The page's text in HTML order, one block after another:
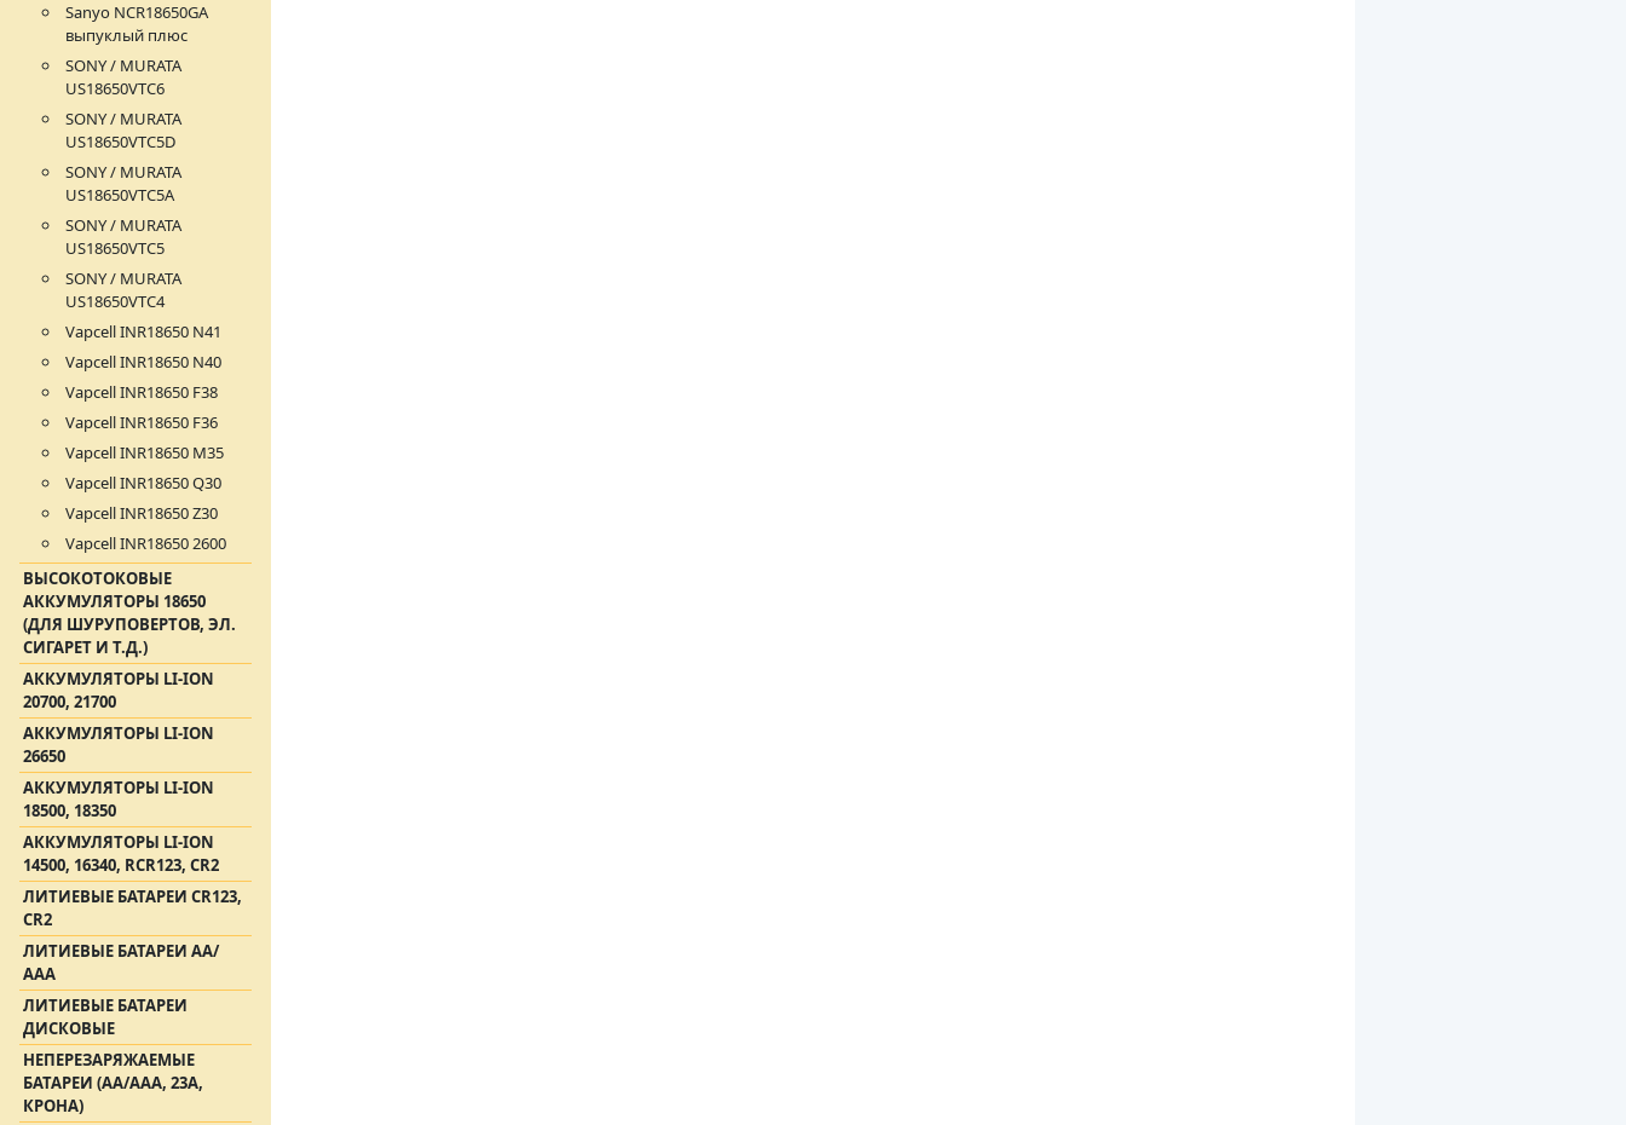
Sanyo NCR18650GA
выпуклый плюс
SONY / MURATA
US18650VTC6
SONY / MURATA
US18650VTC5D
SONY / MURATA
US18650VTC5А
SONY / MURATA
US18650VTC5
SONY / MURATA
US18650VTC4
Vapcell INR18650 N41
Vapcell INR18650 N40
Vapcell INR18650 F38
Vapcell INR18650 F36
Vapcell INR18650 M35
Vapcell INR18650 Q30
Vapcell INR18650 Z30
Vapcell INR18650 2600
ВЫСОКОТОКОВЫЕ
АККУМУЛЯТОРЫ 18650
(ДЛЯ ШУРУПОВЕРТОВ, ЭЛ.
СИГАРЕТ И Т.Д.)
АККУМУЛЯТОРЫ LI-ION
20700, 21700
АККУМУЛЯТОРЫ LI-ION
26650
АККУМУЛЯТОРЫ LI-ION
18500, 18350
АККУМУЛЯТОРЫ LI-ION
14500, 16340, RCR123, CR2
ЛИТИЕВЫЕ БАТАРЕИ CR123,
CR2
ЛИТИЕВЫЕ БАТАРЕИ АА/
ААА
ЛИТИЕВЫЕ БАТАРЕИ
ДИСКОВЫЕ
НЕПЕРЕЗАРЯЖАЕМЫЕ
БАТАРЕИ (АА/ААА, 23A,
КРОНА)